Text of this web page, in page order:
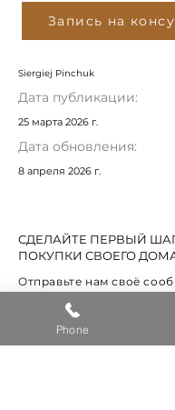
Запись на
Siergiej Pinchuk
Дата публикации:
25 марта 2026 г.
Дата обновления:
8 апреля 2026 г.
СДЕЛАЙТЕ ПЕРВЫЙ
ПОКУПКИ СВОЕГО
Отправьте нам своё
менеджер свяжется с
бесплатной консультации
Phone